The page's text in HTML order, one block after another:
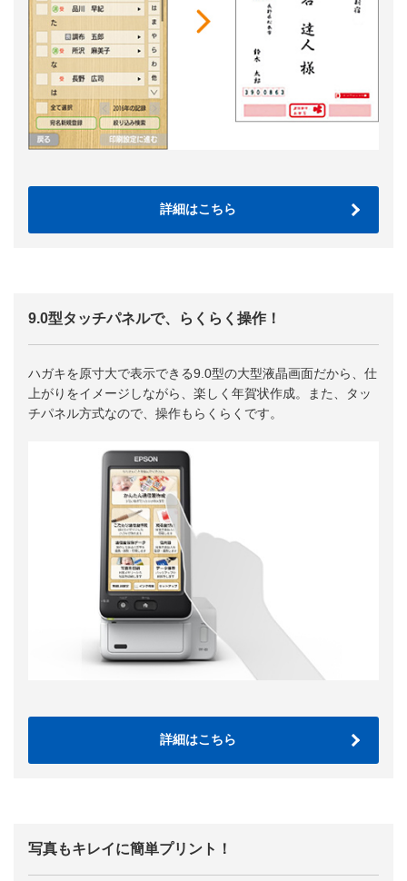
詳細はこちら
9.0型タッチパネルで、らくらく操作！
ハガキを原寸大で表示できる9.0型の大型液晶画面だから、仕
上がりをイメージしながら、楽しく年賀状作成。また、タッ
チパネル方式なので、操作もらくらくです。
詳細はこちら
写真もキレイに簡単プリント！